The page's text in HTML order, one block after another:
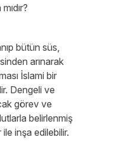
bütün süs,
arınarak
İslami bir
Dengeli ve
görev ve
belirlenmiş
inşa edilebilir.